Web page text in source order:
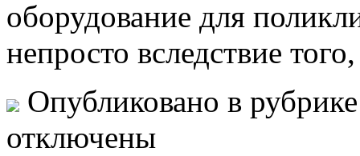
оборудование для
непросто вследствие
Опубликовано в
отключены